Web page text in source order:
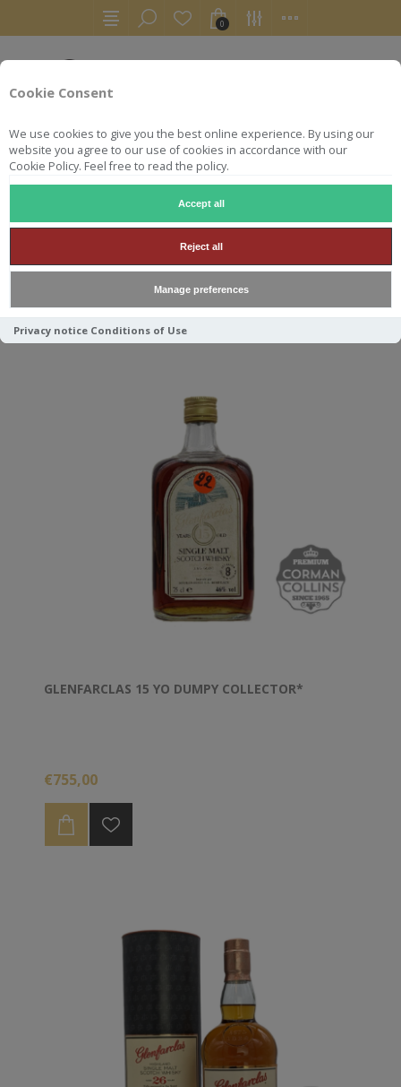
Cookie Consent
We use cookies to give you the best online experience. By using our
website you agree to our use of cookies in accordance with our
Cookie Policy. Feel free to read the policy.
Accept all
Reject all
Manage preferences
Privacy notice Conditions of Use
0
GLENFARCLAS
GLENFARCLAS 15 YO DUMPY COLLECTOR*
€755,00